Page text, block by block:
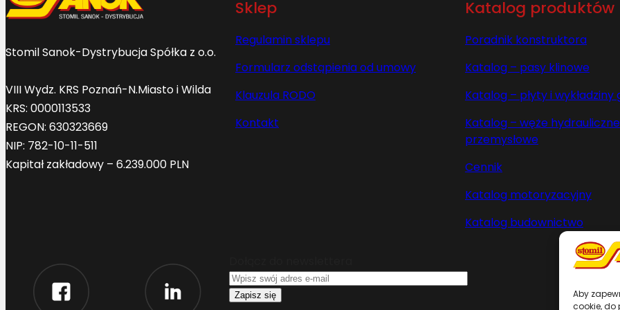
Aby
cookie,
Stomil Sanok-Dystrybucja Spółka z o.o.
VIII Wydz. KRS Poznań-N.Miasto i Wilda
KRS: 0000113533
REGON: 630323669
NIP: 782-10-11-511
Kapitał zakładowy – 6.239.000 PLN
Sklep
Regulamin sklepu
Formularz odstąpienia od umowy
Klauzula RODO
Kontakt
Katalog produktów
Poradnik konstruktora
Katalog – pasy klinowe
Katalog – płyty i wykładziny
Katalog – węże
przemysłowe
Cennik
Katalog motoryzacyjny
Katalog budownictwo